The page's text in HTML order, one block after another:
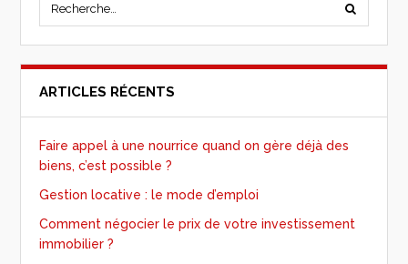
ARTICLES RÉCENTS
Faire appel à une nourrice quand on gère déjà des
biens, c’est possible ?
Gestion locative : le mode d’emploi
Comment négocier le prix de votre investissement
immobilier ?